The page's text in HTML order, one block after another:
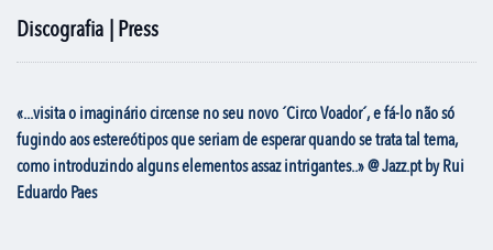
Discografia | Press
«...visita o imaginário circense no seu novo ´Circo Voador´, e fá-lo não só
fugindo aos estereótipos que seriam de esperar quando se trata tal tema,
como introduzindo alguns elementos assaz intrigantes..» @ Jazz.pt by Rui
Eduardo Paes